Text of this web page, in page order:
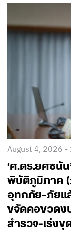
August 4, 2026 -
‘ศ.ดร.ยศชนั
พิบัติภูมิภาค
อุทกภัย-ภัยแ
ขจัดคอขวดง
สำรวจ-เร่งขุ